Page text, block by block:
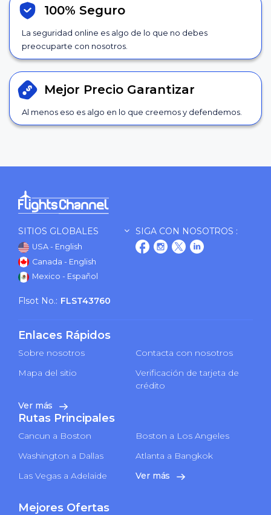
100% Seguro
La seguridad online es algo de lo que no debes
preocuparte con nosotros.
Mejor Precio Garantizar
Al menos eso es algo en lo que creemos y defendemos.
SITIOS GLOBALES
USA - English
Canada - English
Mexico - Español
SIGA CON NOSOTROS :
Flsot No.: FLST43760
Enlaces Rápidos
Sobre nosotros
Contacta con nosotros
Mapa del sitio
Verificación de tarjeta de
crédito
Ver más
Rutas Principales
Cancun a Boston
Boston a Los Angeles
Washington a Dallas
Atlanta a Bangkok
Las Vegas a Adelaide
Ver más
Mejores Ofertas